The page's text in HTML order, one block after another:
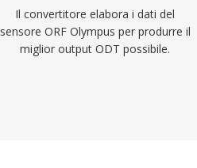
Il convertitore elabora i dati del
sensore ORF Olympus per produrre il
miglior output ODT possibile.